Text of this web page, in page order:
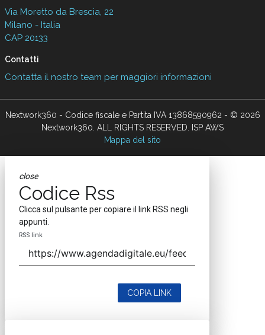
Via Moretto da Brescia, 22
Milano - Italia
CAP 20133
Contatti
Contatta il nostro team per maggiori informazioni
Nextwork360 - Codice fiscale e Partita IVA 13868590962 - © 2026
Nextwork360. ALL RIGHTS RESERVED. ISP AWS
Mappa del sito
close
Codice Rss
Clicca sul pulsante per copiare il link RSS negli
appunti.
RSS link
COPIA LINK